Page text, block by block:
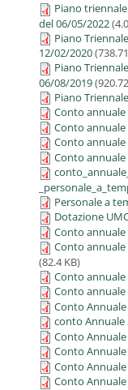
Piano
del 06/05/2022
Piano
12/02/2020
Piano
06/08/2019
Piano
Conto annuale
Conto annuale
Conto annuale
Conto annuale
Personale a
Dotazione
Conto annuale
Conto
(82.4 KB)
Conto annuale
Conto annuale
Conto Annuale
conto Annuale
Conto Annuale
Conto Annuale
Conto Annuale
Conto Annuale